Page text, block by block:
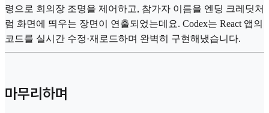
령으로 회의장 조명을 제어하고, 참가자 이름을 엔딩 크레딧처
럼 화면에 띄우는 장면이 연출되었는데요. Codex는 React 앱의
코드를 실시간 수정·재로드하며 완벽히 구현해냈습니다.
마무리하며